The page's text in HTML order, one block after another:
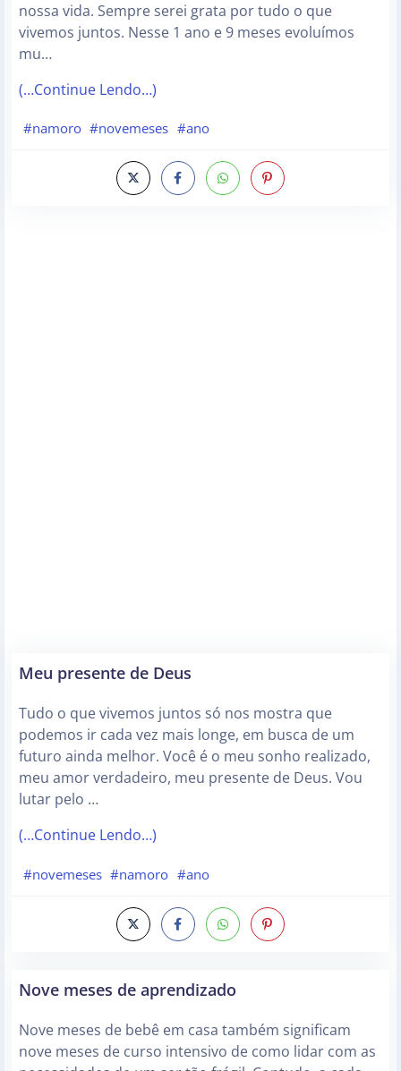
nossa vida. Sempre serei grata por tudo o que
vivemos juntos. Nesse 1 ano e 9 meses evoluímos
mu…
(…Continue Lendo…)
#namoro #novemeses #ano
Meu presente de Deus
Tudo o que vivemos juntos só nos mostra que
podemos ir cada vez mais longe, em busca de um
futuro ainda melhor. Você é o meu sonho realizado,
meu amor verdadeiro, meu presente de Deus. Vou
lutar pelo …
(…Continue Lendo…)
#novemeses #namoro #ano
Nove meses de aprendizado
Nove meses de bebê em casa também significam
nove meses de curso intensivo de como lidar com as